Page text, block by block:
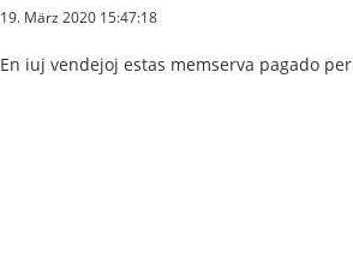
19. März 2020 15:47:18
En iuj vendejoj estas memserva pagado